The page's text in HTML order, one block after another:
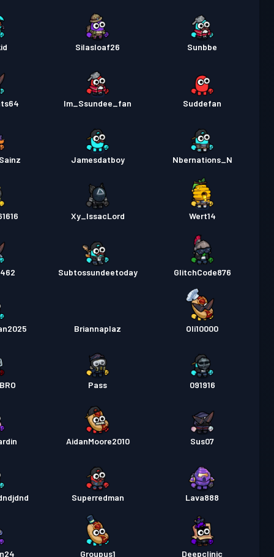
Silasloaf26 Sunbbe
Im_Ssundee_fan Suddefan
Jamesdatboy Nbernations_N
Xy_IssacLord Wert14
Subtossundeetoday GlitchCode876
Briannaplaz Oli10000
Pass 091916
AidanMoore2010 Sus07
Superredman Lava888
Groupus1 Deepclinic